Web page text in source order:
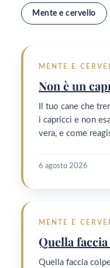
Mente e cervello
MENTE E
Non è un
Il tuo cane che
i capricci e non
vera, e come
6 agosto 2026
MENTE E
Quella
Quella faccia